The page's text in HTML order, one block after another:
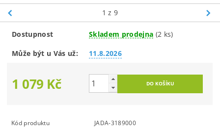
1 z 9
Dostupnost Skladem prodejna (2 ks)
Může být u Vás už: 11.8.2026
1 079 Kč
Kód produktu JADA-3189000